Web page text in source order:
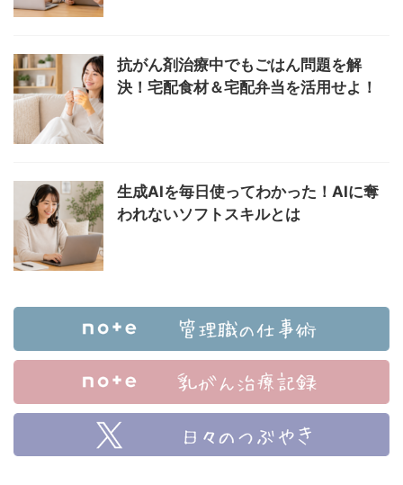
抗がん剤治療中でもごはん問題を解
決！宅配食材＆宅配弁当を活用せよ！
生成AIを毎日使ってわかった！AIに奪
われないソフトスキルとは